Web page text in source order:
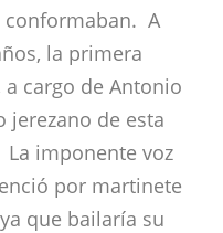
conformaban. A
la primera
cargo de Antonio
jerezano de esta
imponente voz
por martinete
que bailaría su